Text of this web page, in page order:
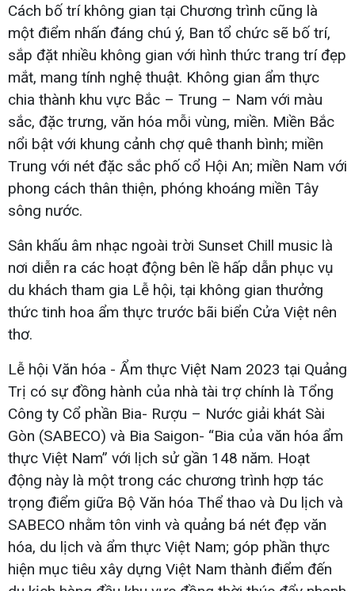
Cách bố trí không gian tại Chương trình cũng là
một điểm nhấn đáng chú ý, Ban tổ chức sẽ bố trí,
sắp đặt nhiều không gian với hình thức trang trí đẹp
mắt, mang tính nghệ thuật. Không gian ẩm thực
chia thành khu vực Bắc – Trung – Nam với màu
sắc, đặc trưng, văn hóa mỗi vùng, miền. Miền Bắc
nổi bật với khung cảnh chợ quê thanh bình; miền
Trung với nét đặc sắc phố cổ Hội An; miền Nam với
phong cách thân thiện, phóng khoáng miền Tây
sông nước.
Sân khấu âm nhạc ngoài trời Sunset Chill music là
nơi diễn ra các hoạt động bên lề hấp dẫn phục vụ
du khách tham gia Lễ hội, tại không gian thưởng
thức tinh hoa ẩm thực trước bãi biển Cửa Việt nên
thơ.
Lễ hội Văn hóa - Ẩm thực Việt Nam 2023 tại Quảng
Trị có sự đồng hành của nhà tài trợ chính là Tổng
Công ty Cổ phần Bia- Rượu – Nước giải khát Sài
Gòn (SABECO) và Bia Saigon- “Bia của văn hóa ẩm
thực Việt Nam” với lịch sử gần 148 năm. Hoạt
động này là một trong các chương trình hợp tác
trọng điểm giữa Bộ Văn hóa Thể thao và Du lịch và
SABECO nhằm tôn vinh và quảng bá nét đẹp văn
hóa, du lịch và ẩm thực Việt Nam; góp phần thực
hiện mục tiêu xây dựng Việt Nam thành điểm đến